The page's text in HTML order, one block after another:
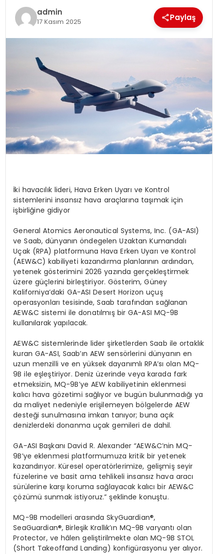
admin
17 Kasım 2025 Paylaş
İki havacılık lideri, Hava Erken Uyarı ve Kontrol
sistemlerini insansız hava araçlarına taşımak için
işbirliğine gidiyor
General Atomics Aeronautical Systems, Inc. (GA-ASI)
ve Saab, dünyanın öndegelen Uzaktan Kumandalı
Uçak (RPA) platformuna Hava Erken Uyarı ve Kontrol
(AEW&C) kabiliyeti kazandırma planlarının ardından,
yetenek gösterimini 2026 yazında gerçekleştirmek
üzere güçlerini birleştiriyor. Gösterim, Güney
Kaliforniya’daki GA-ASIDesert Horizon uçuş
operasyonları tesisinde, Saab tarafından sağlanan
AEW&C sistemi ile donatılmış bir GA-ASI MQ-9B
kullanılarak yapılacak.
AEW&C sistemlerinde lider şirketlerden Saab ile ortaklık
kuran GA-ASI, Saab’ın AEWsensörlerini dünyanın en
uzun menzilli ve en yüksek dayanımlı RPA’sı olan MQ-
9B ile eşleştiriyor. Deniz üzerinde veya karada fark
etmeksizin, MQ-9B’ye AEW kabiliyetinin eklenmesi
kalıcı hava gözetimi sağlıyor ve bugün bulunmadığı ya
da maliyet nedeniyle erişilemeyen bölgelerde AEW
desteği sunulmasına imkan tanıyor; buna açık
denizlerdeki donanma uçak gemileri de dahil.
GA-ASI Başkanı David R. Alexander“AEW&C’nin MQ-
9B’ye eklenmesi platformumuza kritik bir yetenek
kazandırıyor.Küresel operatörlerimize, gelişmiş seyir
füzelerine ve basit ama tehlikeli insansız hava aracı
sürülerine karşı koruma sağlayacak kalıcı bir AEW&C
çözümü sunmak istiyoruz.” şeklinde konuştu.
MQ-9B modelleri arasında SkyGuardian®,
SeaGuardian®, Birleşik Krallık’ın MQ-9B varyantı olan
Protector, ve hâlen geliştirilmekte olan MQ-9B STOL
(Short Takeoffand Landing) konfigürasyonu yer alıyor.